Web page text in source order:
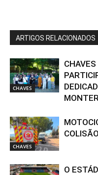
ARTIGOS RELACIONADOS
CHAVES
CHAVES
O